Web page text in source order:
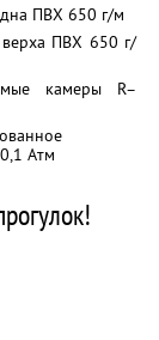
ПВХ 650 г/м
верха ПВХ 650 г/
камеры R–
Атм